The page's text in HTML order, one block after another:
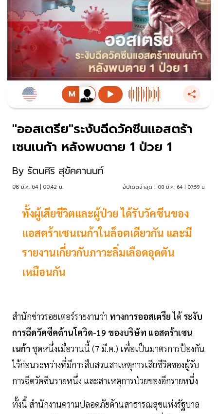
"ออสเตรีย"ระงับฉีดวัคซีนแอสตร้า
เซนเนก้า หลังพบตาย 1 ป่วย 1
By รัตนศิริ สุขัคคานนท์
08 มี.ค. 64 | 00:42 น. อัปเดตล่าสุด : 08 มี.ค. 64 | 07:59 น.
ทั้งผู้เสียชีวิตและผู้ป่วย ได้รับวัคซีนของ
แอสตร้าเซนเนก้าในล็อตเดียวกัน และมี
รายงานเกี่ยวกับภาวะลิ่มเลือดอุดตัน
เหมือนกัน
สำนักข่าวรอยเตอร์รายงานว่า ทางการออสเตรียได้ระงับ
การฉีดวัคซีคต้านโควิด-19 ของบริษัท แอสตร้าเซน
เนก้า ชุดหนึ่งเมื่อวานนี้ (7 มี.ค.) เพื่อเป็นมาตรการป้องกัน
ไว้ก่อนระหว่างที่มีการสืบสวนสาเหตุการเสียชีวิตของผู้รับ
การฉีดวัคซีนรายหนึ่ง และสาเหตุการป่วยของอีกรายหนึ่ง
ทั้งนี้ สำนักงานความปลอดภัยด้านสาธารณสุขแห่งรัฐบาล